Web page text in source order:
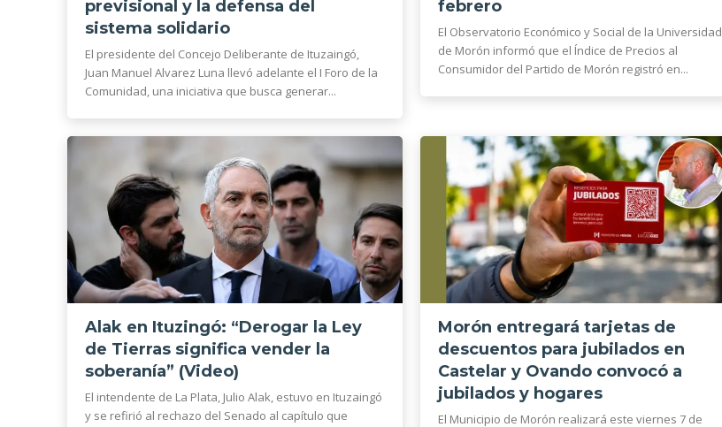
previsional y la defensa del
sistema solidario
El presidente del Concejo Deliberante de Ituzaingó,
Juan Manuel Alvarez Luna llevó adelante el I Foro de la
Comunidad, una iniciativa que busca generar...
febrero
El Observatorio Económico y Social de la Universidad
de Morón informó que el Índice de Precios al
Consumidor del Partido de Morón registró en...
Alak en Ituzingó: “Derogar la Ley
de Tierras significa vender la
soberanía” (Video)
El intendente de La Plata, Julio Alak, estuvo en Ituzaingó
y se refirió al rechazo del Senado al capítulo que
Morón entregará tarjetas de
descuentos para jubilados en
Castelar y Ovando convocó a
jubilados y hogares
El Municipio de Morón realizará este viernes 7 de